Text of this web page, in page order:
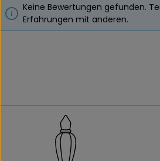
Keine Bewertungen gefunden.
Erfahrungen mit anderen.